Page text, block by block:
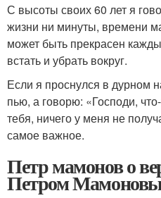
С высоты своих 60 лет я
жизни ни минуты, времени
может быть прекрасен
встать и убрать вокруг.
Если я проснулся в дурном
пью, а говорю: «Господи,
тебя, ничего у меня не
самое важное.
Петр мамонов о
Петром